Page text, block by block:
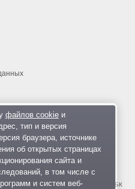
рекомендательные
и запрещены организации ФБК
файлов cookieи
тип и версия
браузера, источнике
об открытых страницах
сайта и
в том числе с
и систем веб-